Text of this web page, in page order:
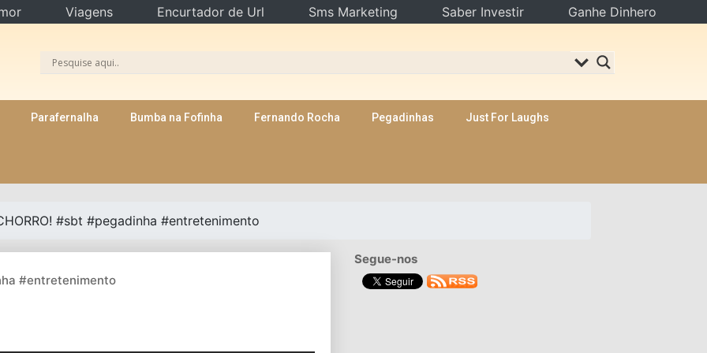
Parafernalha Bumba na Fofinha Fernando Rocha Pegadinhas Just For Laughs
#sbt #pegadinha #entretenimento
#entretenimento
Segue-nos
Viagens Encurtador de Url Sms Marketing Saber Investir Ganhe Dinhero